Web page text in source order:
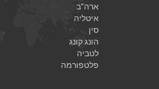
ארה"ב
איטליה
סין
הונג קונג
לטביה
פלטפורמה